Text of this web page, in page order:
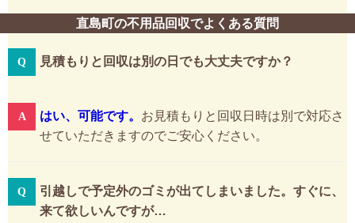
直島町の不用品回収でよくある質問
見積もりと回収は別の日でも大丈夫ですか？
はい、可能です。 お見積もりと回収日時は別で対応さ
せていただきますのでご安心ください。
引越しで予定外のゴミが出てしまいました。すぐに、
来て欲しいんですが…